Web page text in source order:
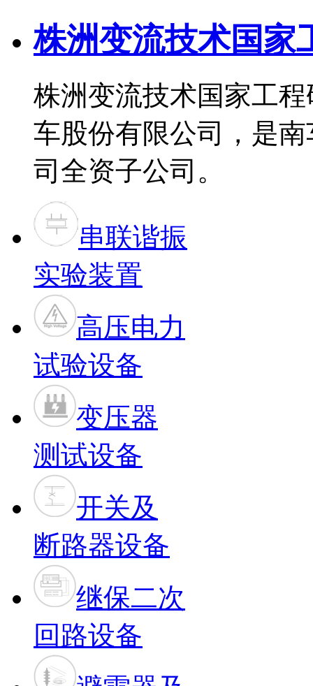
株洲变流技术国家
株洲变流技术国家工
车股份有限公司，是
司全资子公司。
串联谐振
实验装置
高压电力
试验设备
变压器
测试设备
开关及
断路器设备
继保二次
回路设备